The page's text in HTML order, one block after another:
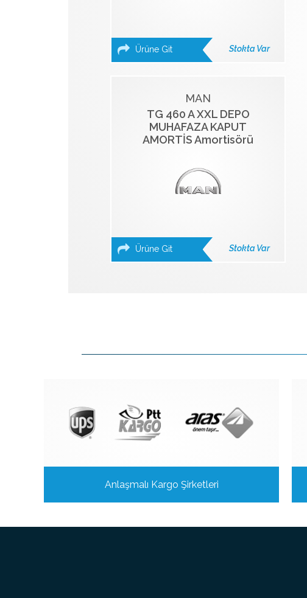
Ürüne Git Stokta Var
MAN
TG 460 A XXL DEPO
MUHAFAZA KAPUT
AMORTİS Amortisörü
Ürüne Git Stokta Var
Anlaşmalı Kargo Şirketleri